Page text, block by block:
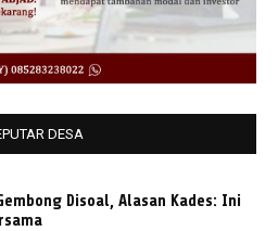
DESA
Disoal, Alasan Kades: Ini